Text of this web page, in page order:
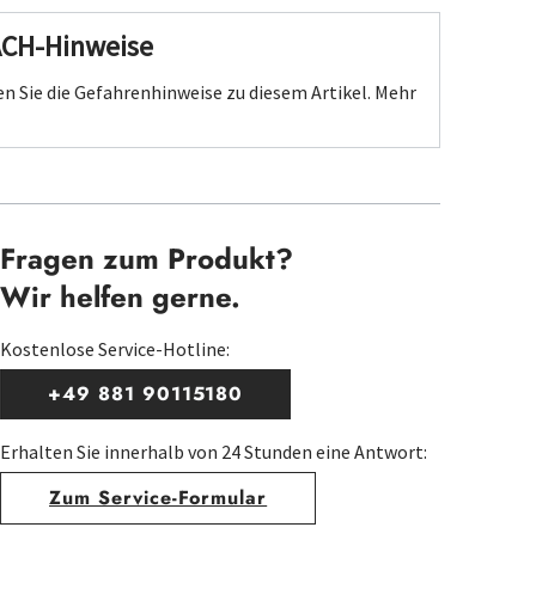
Hinweise
Sie die Gefahrenhinweise zu diesem Artikel. Mehr
Fragen zum Produkt?
Wir helfen gerne.
Kostenlose Service-Hotline:
+49 881 90115180
Erhalten Sie innerhalb von 24 Stunden eine Antwort:
Zum Service-Formular